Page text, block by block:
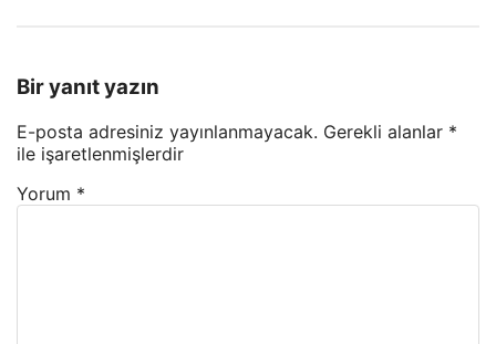
Bir yanıt yazın
E-posta adresiniz yayınlanmayacak. Gerekli alanlar *
ile işaretlenmişlerdir
Yorum *